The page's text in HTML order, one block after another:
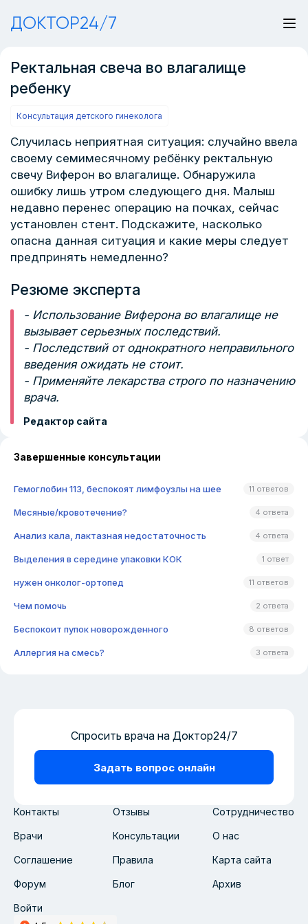
ДОКТОР24/7
Ректальная свеча во влагалище
ребенку
Консультация детского гинеколога
Случилась неприятная ситуация: случайно ввела
своему семимесячному ребёнку ректальную
свечу Виферон во влагалище. Обнаружила
ошибку лишь утром следующего дня. Малыш
недавно перенес операцию на почках, сейчас
установлен стент. Подскажите, насколько
опасна данная ситуация и какие меры следует
предпринять немедленно?
Резюме эксперта
- Использование Виферона во влагалище не
вызывает серьезных последствий.
- Последствий от однократного неправильного
введения ожидать не стоит.
- Применяйте лекарства строго по назначению
врача.
Редактор сайта
Завершенные консультации
Гемоглобин 113, беспокоят лимфоузлы на шее 11 ответов
Месяные/кровотечение? 4 ответа
Анализ кала, лактазная недостаточность 4 ответа
Выделения в середине упаковки КОК 1 ответ
нужен онколог-ортопед 11 ответов
Чем помочь 2 ответа
Беспокоит пупок новорожденного 8 ответов
Аллергия на смесь? 3 ответа
Контакты Отзывы Сотрудничество
Врачи Консультации О нас
Соглашение Правила Карта сайта
Форум Блог Архив
Войти
Спросить врача на Доктор24/7
Задать вопрос онлайн